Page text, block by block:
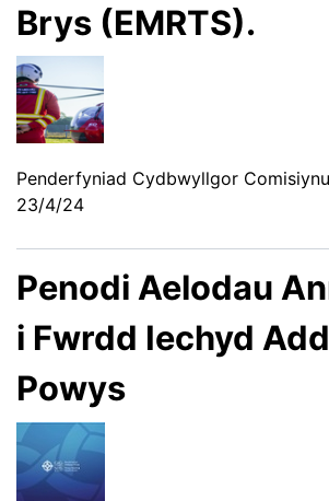
Brys (EMRTS).
Penderfyniad Cydbwyllgor
23/4/24
Penodi Aelodau
i Fwrdd Iechyd
Powys